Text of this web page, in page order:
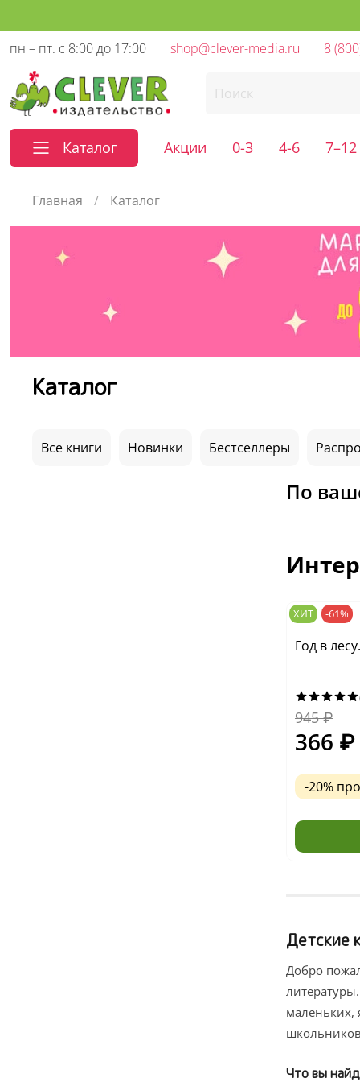
пн – пт. с 8:00 до 17:00
shop@clever-media.ru 8
Каталог Акции 0-3 4-6
Главная Каталог
Каталог
Все книги Новинки Бестселлеры
По
ХИТ -61%
Год в
945₽
366 ₽
-20%
Детские
Добро
маленьких,
Что вы